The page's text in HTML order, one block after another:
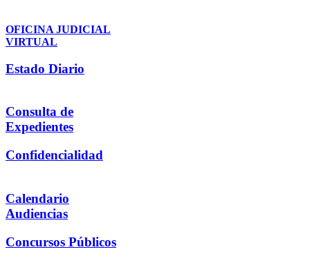
OFICINA JUDICIAL
VIRTUAL
Estado Diario
Consulta de
Expedientes
Confidencialidad
Calendario
Audiencias
Concursos Públicos